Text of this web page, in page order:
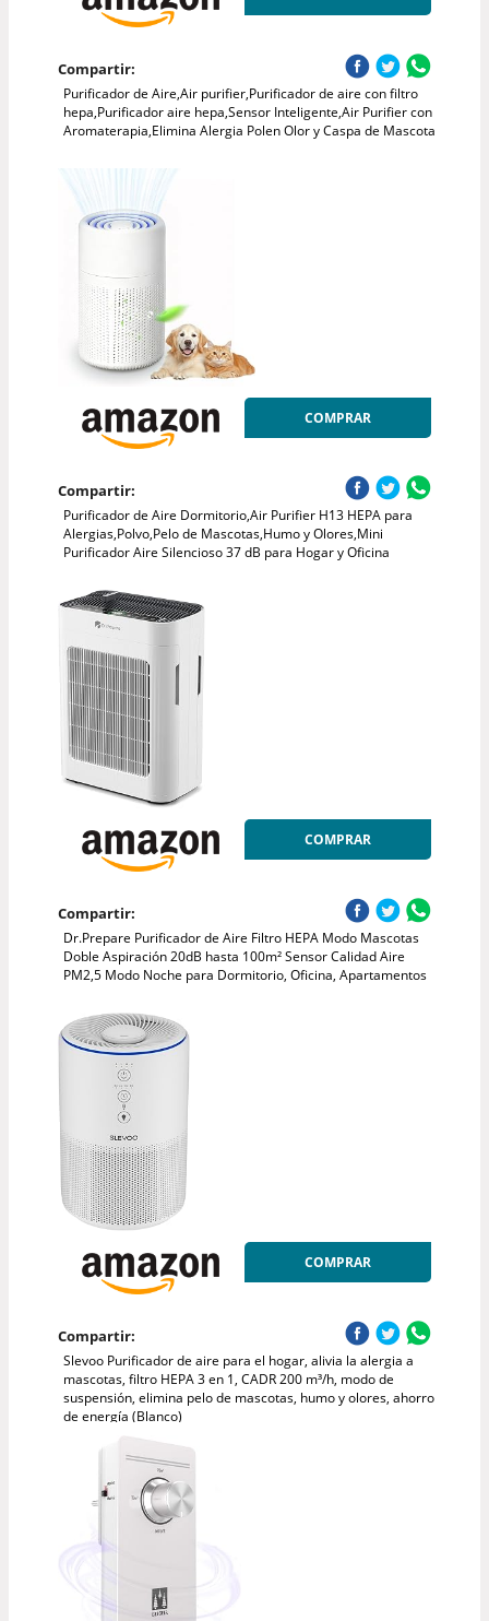
Compartir:
Purificador de Aire,Air purifier,Purificador de aire con filtro
hepa,Purificador aire hepa,Sensor Inteligente,Air Purifier con
Aromaterapia,Elimina Alergia Polen Olor y Caspa de Mascota
COMPRAR
Compartir:
Purificador de Aire Dormitorio,Air Purifier H13 HEPA para
Alergias,Polvo,Pelo de Mascotas,Humo y Olores,Mini
Purificador Aire Silencioso 37 dB para Hogar y Oficina
COMPRAR
Compartir:
Dr.Prepare Purificador de Aire Filtro HEPA Modo Mascotas
Doble Aspiración 20dB hasta 100m² Sensor Calidad Aire
PM2,5 Modo Noche para Dormitorio, Oficina, Apartamentos
COMPRAR
Compartir:
Slevoo Purificador de aire para el hogar, alivia la alergia a
mascotas, filtro HEPA 3 en 1, CADR 200 m³/h, modo de
suspensión, elimina pelo de mascotas, humo y olores, ahorro
de energía (Blanco)